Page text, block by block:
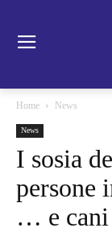
Home News
News
I sosia
persone
… e cani